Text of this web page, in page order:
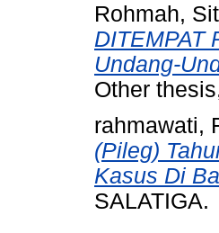
Rohmah,
DITEMPAT
Undang-
Other
rahmawati,
(Pileg)
Kasus Di
SALATIGA.